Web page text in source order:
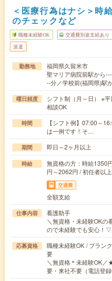
＜医療行為はナシ＞時
のチェックなど
職種未経験OK 交通費別途支給あり
派遣
勤務地
福岡県久留米市
聖マリア病院前駅から
--分／学校前(福岡県)駅
曜日頻度
シフト制（月～日） ※
相談OK
時間
【シフト例】07:00～
は一例です！そ…
期間 即日～2ヶ月以上
時給
無資格の方：時給1350
円～2062円 / 初任者以
交通費
全額支給
仕事内容
看護助手
＼無資格・未経験OKの
ので未経験でも安心！
応募資格
職種未経験OK / ブラン
要
＼無資格＊未経験OK
要・来社不要（電話登